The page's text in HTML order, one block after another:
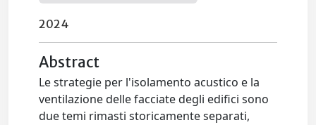
2024
Abstract
Le strategie per l'isolamento acustico e la
ventilazione delle facciate degli edifici sono
due temi rimasti storicamente separati,